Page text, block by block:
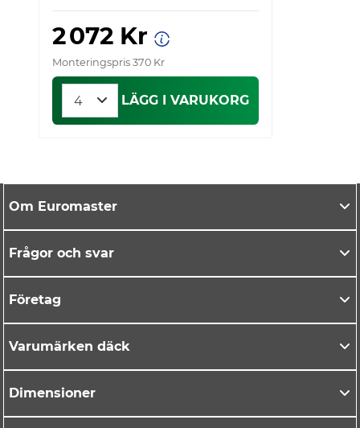
2 072 Kr
Monteringspris 370 Kr
LÄGG I VARUKORG
Om Euromaster
Frågor och svar
Företag
Varumärken däck
Dimensioner